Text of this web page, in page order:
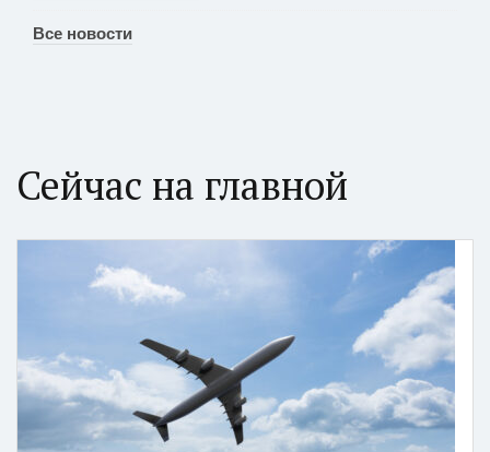
Все новости
Сейчас на главной